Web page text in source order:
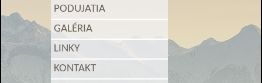
PODUJATIA
GALÉRIA
LINKY
KONTAKT